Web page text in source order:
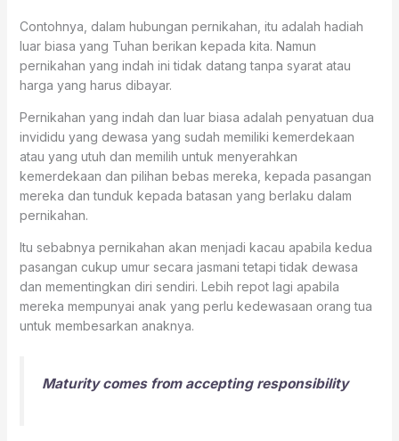
Contohnya, dalam hubungan pernikahan, itu adalah hadiah
luar biasa yang Tuhan berikan kepada kita. Namun
pernikahan yang indah ini tidak datang tanpa syarat atau
harga yang harus dibayar.
Pernikahan yang indah dan luar biasa adalah penyatuan dua
invididu yang dewasa yang sudah memiliki kemerdekaan
atau yang utuh dan memilih untuk menyerahkan
kemerdekaan dan pilihan bebas mereka, kepada pasangan
mereka dan tunduk kepada batasan yang berlaku dalam
pernikahan.
Itu sebabnya pernikahan akan menjadi kacau apabila kedua
pasangan cukup umur secara jasmani tetapi tidak dewasa
dan mementingkan diri sendiri. Lebih repot lagi apabila
mereka mempunyai anak yang perlu kedewasaan orang tua
untuk membesarkan anaknya.
Maturity comes from accepting responsibility